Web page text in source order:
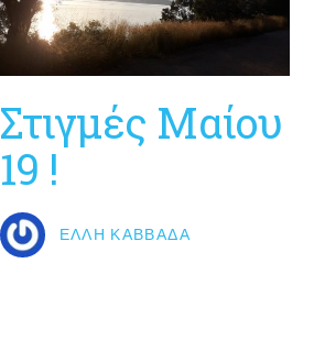
Στιγμές Μαίου
19 !
ΈΛΛΗ ΚΑΒΒΑΔΆ